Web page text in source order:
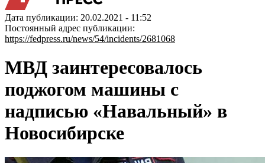
Дата публикации: 20.02.2021 - 11:52
Постоянный адрес публикации:
https://fedpress.ru/news/54/incidents/2681068
МВД заинтересовалось
поджогом машины с
надписью «Навальный» в
Новосибирске